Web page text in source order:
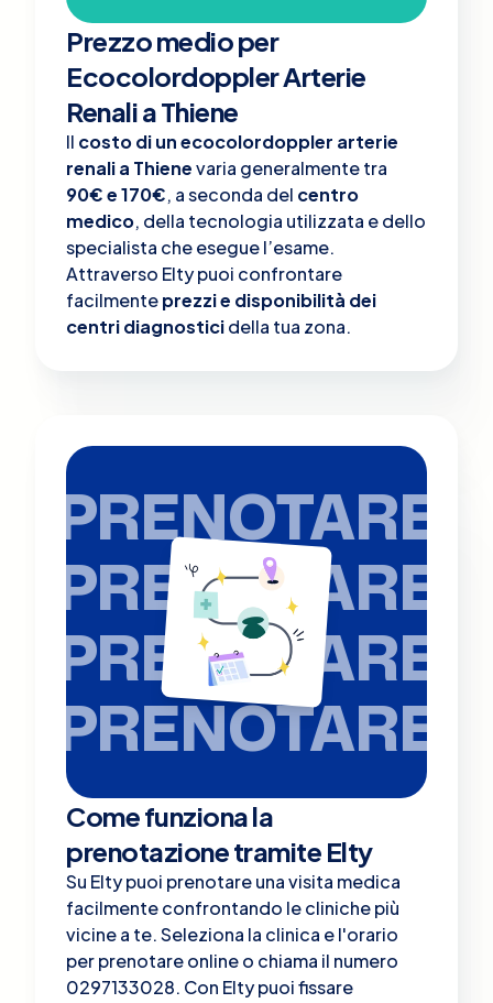
Prezzo medio per
Ecocolordoppler Arterie
Renali a Thiene
Il costo di un ecocolordoppler arterie
renali a Thienevaria generalmente tra
90€ e 170€, a seconda del centro
medico, della tecnologia utilizzata e dello
specialista che esegue l’esame.
Attraverso Elty puoi confrontare
facilmenteprezzi e disponibilità dei
centri diagnosticidella tua zona.
PRENOTARE
PRENOTARE
PRENOTARE
PRENOTARE
Come funziona la
prenotazione tramite Elty
Su Elty puoi prenotare una visita medica
facilmente confrontando le cliniche più
vicine a te. Seleziona la clinica e l'orario
per prenotare online o chiama il numero
0297133028. Con Elty puoi fissare